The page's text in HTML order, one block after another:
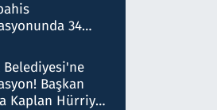
34
liralık para
tespit edildi
Belediyesi'ne
Başkan
Kaplan Hürriyet